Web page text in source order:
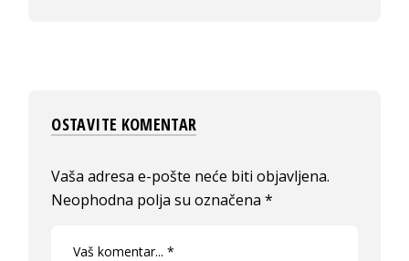
OSTAVITE KOMENTAR
Vaša adresa e-pošte neće biti objavljena.
Neophodna polja su označena*